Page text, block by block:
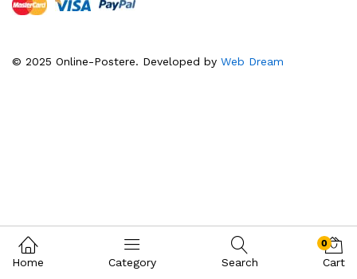
© 2025 Online-Postere. Developed by Web Dream
Home Category Search
0
Cart